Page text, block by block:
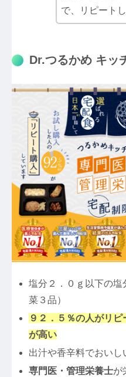
で、リピート
Dr.つるかめ キッ
塩分２．０ｇ以下の塩
菜３品）
９２．５％の人がリ
が高い
出汁や香辛料でおいし
専門医・管理栄養士が